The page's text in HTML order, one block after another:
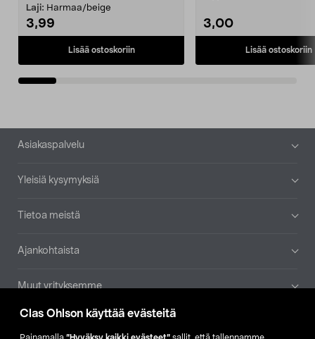
Clas Ohlson käyttää evästeitä
Laji: Harmaa/beige
3,99
Lisää ostoskoriin
3,00
Lisää ostoskoriin
Alatunniste
Asiakaspalvelu
Yleisiä kysymyksiä
Tietoa meistä
Ajankohtaista
Muut yrityksemme
Etsi myymälä